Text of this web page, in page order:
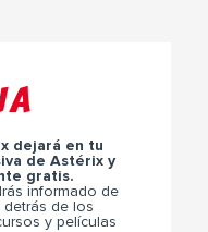
dejará en tu
de Astérix y
gratis.
informado de
de los
y películas